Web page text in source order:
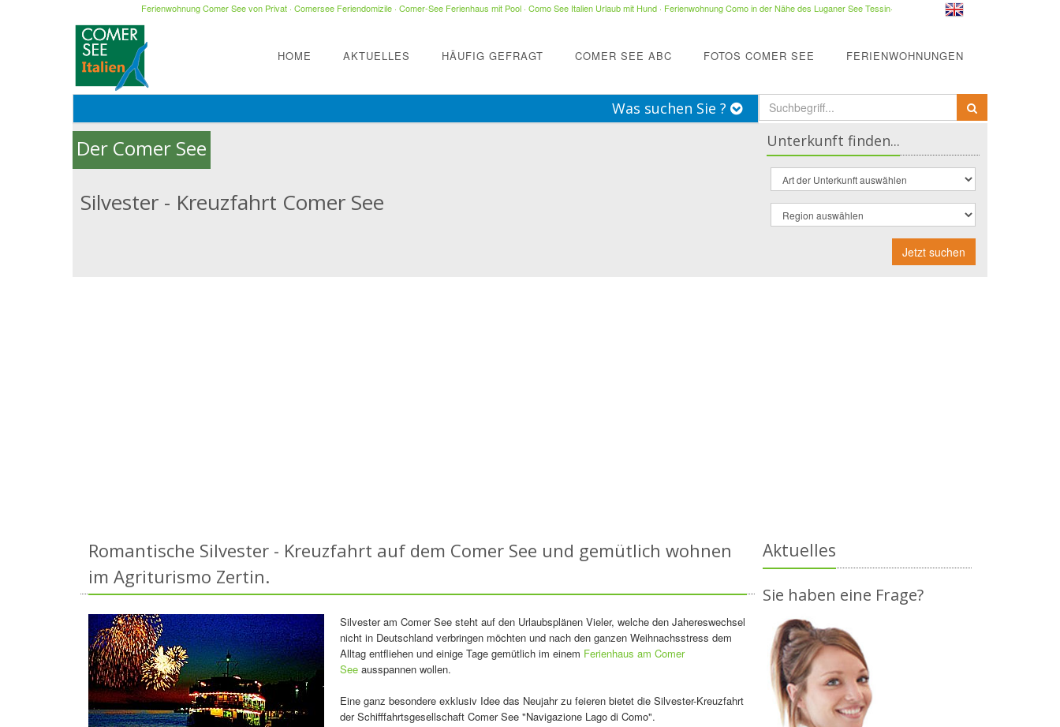
Ferienwohnung Comer See von Privat· Comersee Feriendomizile· Comer-See Ferienhaus mit Pool· Como See Italien Urlaub mit Hund· Ferienwohnung Como in der Nähe des Luganer See Tessin·
HOME AKTUELLES HÄUFIG GEFRAGT COMER SEE ABC FOTOS COMER SEE FERIENWOHNUNGEN
Was suchen Sie ?
Der Comer See
Silvester - Kreuzfahrt Comer See
Unterkunft finden...
Jetzt suchen
Romantische Silvester - Kreuzfahrt auf dem Comer See und gemütlich wohnen
im Agriturismo Zertin.
Silvester am Comer See steht auf den Urlaubsplänen Vieler, welche den Jahereswechsel
nicht in Deutschland verbringen möchten und nach den ganzen Weihnachsstress dem
Alltag entfliehen und einige Tage gemütlich im einem Ferienhaus am Comer
See ausspannen wollen.
Eine ganz besondere exklusiv Idee das Neujahr zu feieren bietet die Silvester-Kreuzfahrt
der Schifffahrtsgesellschaft Comer See "Navigazione Lago di Como".
Aktuelles
Sie haben eine Frage?